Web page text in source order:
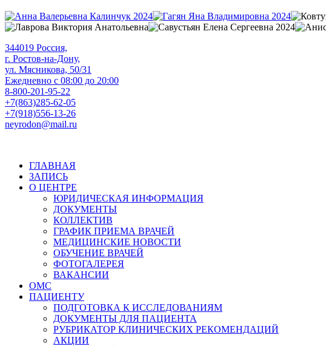
344019 Россия,
г. Ростов-на-Дону,
ул. Мясникова, 50/31
Ежедневно с 08:00 до 20:00
8-800-201-95-22
+7(863)285-62-05
+7(918)556-13-26
neyrodon@mail.ru
ГЛАВНАЯ
ЗАПИСЬ
О ЦЕНТРЕ
ЮРИДИЧЕСКАЯ ИНФОРМАЦИЯ
ДОКУМЕНТЫ
КОЛЛЕКТИВ
ГРАФИК ПРИЕМА ВРАЧЕЙ
МЕДИЦИНСКИЕ НОВОСТИ
ОБУЧЕНИЕ ВРАЧЕЙ
ФОТОГАЛЕРЕЯ
ВАКАНСИИ
ОМС
ПАЦИЕНТУ
ПОДГОТОВКА К ИССЛЕДОВАНИЯМ
ДОКУМЕНТЫ ДЛЯ ПАЦИЕНТА
РУБРИКАТОР КЛИНИЧЕСКИХ РЕКОМЕНДАЦИЙ
АКЦИИ